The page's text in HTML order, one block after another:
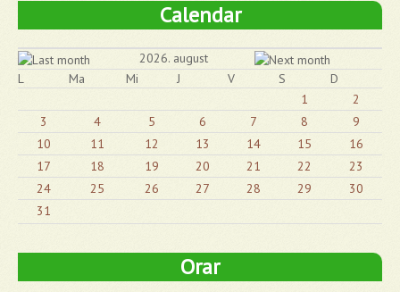
Calendar
2026. august
L
Ma Mi J V S
D
1
2
3
4 5 6 7 8
9
10
11 12 13 14 15
16
17
18 19 20 21 22
23
24
25 26 27 28 29
30
31
Orar